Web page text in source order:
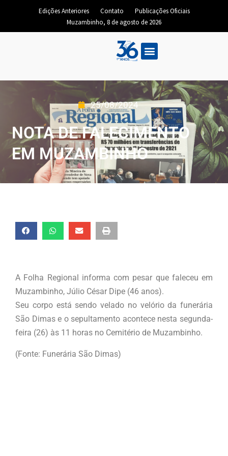
Edições Anteriores Contato
Publicações Oficiais
Muzambinho, 8 de agosto de 2026
25/08/2024
NOTA DE FALECIMENTO
EM MUZAMBINHO
A Folha Regional informa com pesar que faleceu em
Muzambinho, Júlio César Dipe (46 anos).
Seu corpo está sendo velado no velório da funerária
São Dimas e o sepultamento acontece nesta segunda-
feira (26) às 11 horas no Cemitério de Muzambinho.
(Fonte: Funerária São Dimas)